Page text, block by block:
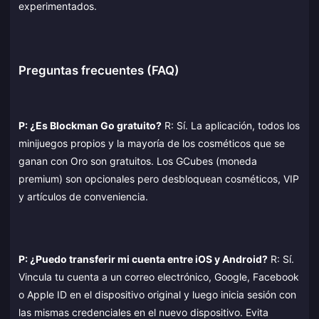
experimentados.
Preguntas frecuentes (FAQ)
P: ¿Es Blockman Go gratuito? R: Sí. La aplicación, todos los
minijuegos propios y la mayoría de los cosméticos que se
ganan con Oro son gratuitos. Los GCubes (moneda
premium) son opcionales pero desbloquean cosméticos, VIP
y artículos de conveniencia.
P: ¿Puedo transferir mi cuenta entre iOS y Android? R: Sí.
Vincula tu cuenta a un correo electrónico, Google, Facebook
o Apple ID en el dispositivo original y luego inicia sesión con
las mismas credenciales en el nuevo dispositivo. Evita